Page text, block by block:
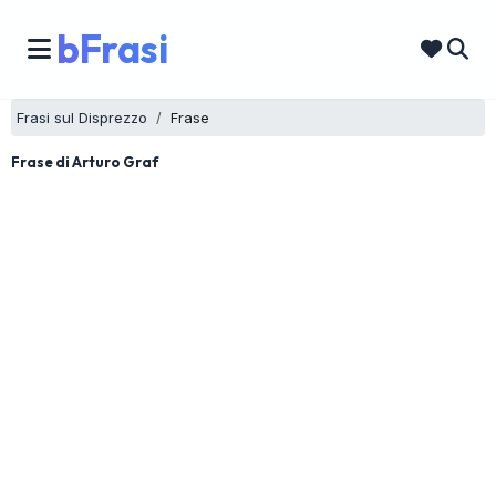
bFrasi
Frasi sul Disprezzo Frase
Frase di Arturo Graf